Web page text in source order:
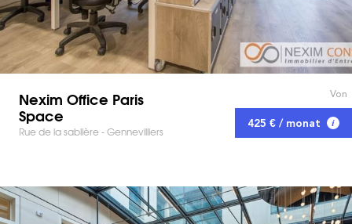
Nexim Office Paris
Space
Rue de la sablière - Gennevilliers
Von
425 € / monat